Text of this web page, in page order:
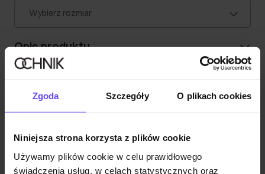
Zgoda Szczegóły O plikach cookies
Niniejsza strona korzysta z plików cookie
Używamy plików cookie w celu prawidłowego
świadczenia usług, w celach statystycznych oraz
Wybierz rozmiar
Opis produktu
Szczegóły
Opinie